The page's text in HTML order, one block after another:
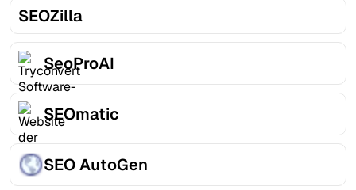
SEOZilla
SeoProAI
SEOmatic
SEO AutoGen